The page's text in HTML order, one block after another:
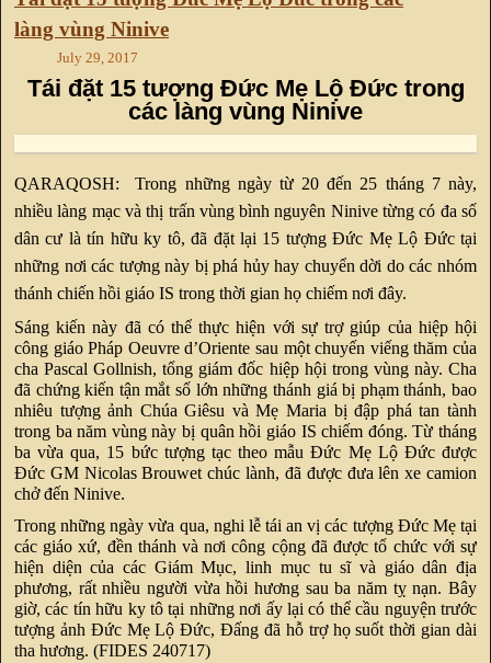
làng vùng Ninive
July 29, 2017
Tái đặt 15 tượng Đức Mẹ Lộ Đức trong
các làng vùng Ninive
QARAQOSH: Trong những ngày từ 20 đến 25 tháng 7 này,
nhiều làng mạc và thị trấn vùng bình nguyên Ninive từng có đa số
dân cư là tín hữu ky tô, đã đặt lại 15 tượng Đức Mẹ Lộ Đức tại
những nơi các tượng này bị phá hủy hay chuyển dời do các nhóm
thánh chiến hồi giáo IS trong thời gian họ chiếm nơi đây.
Sáng kiến này đã có thể thực hiện với sự trợ giúp của hiệp hội
công giáo Pháp Oeuvre d’Oriente sau một chuyến viếng thăm của
cha Pascal Gollnish, tổng giám đốc hiệp hội trong vùng này. Cha
đã chứng kiến tận mắt số lớn những thánh giá bị phạm thánh, bao
nhiêu tượng ảnh Chúa Giêsu và Mẹ Maria bị đập phá tan tành
trong ba năm vùng này bị quân hồi giáo IS chiếm đóng. Từ tháng
ba vừa qua, 15 bức tượng tạc theo mẫu Đức Mẹ Lộ Đức được
Đức GM Nicolas Brouwet chúc lành, đã được đưa lên xe camion
chở đến Ninive.
Trong những ngày vừa qua, nghi lễ tái an vị các tượng Đức Mẹ tại
các giáo xứ, đền thánh và nơi công cộng đã được tổ chức với sự
hiện diện của các Giám Mục, linh mục tu sĩ và giáo dân địa
phương, rất nhiều người vừa hồi hương sau ba năm tỵ nạn. Bây
giờ, các tín hữu ky tô tại những nơi ấy lại có thể cầu nguyện trước
tượng ảnh Đức Mẹ Lộ Đức, Đấng đã hỗ trợ họ suốt thời gian dài
tha hương. (FIDES 240717)